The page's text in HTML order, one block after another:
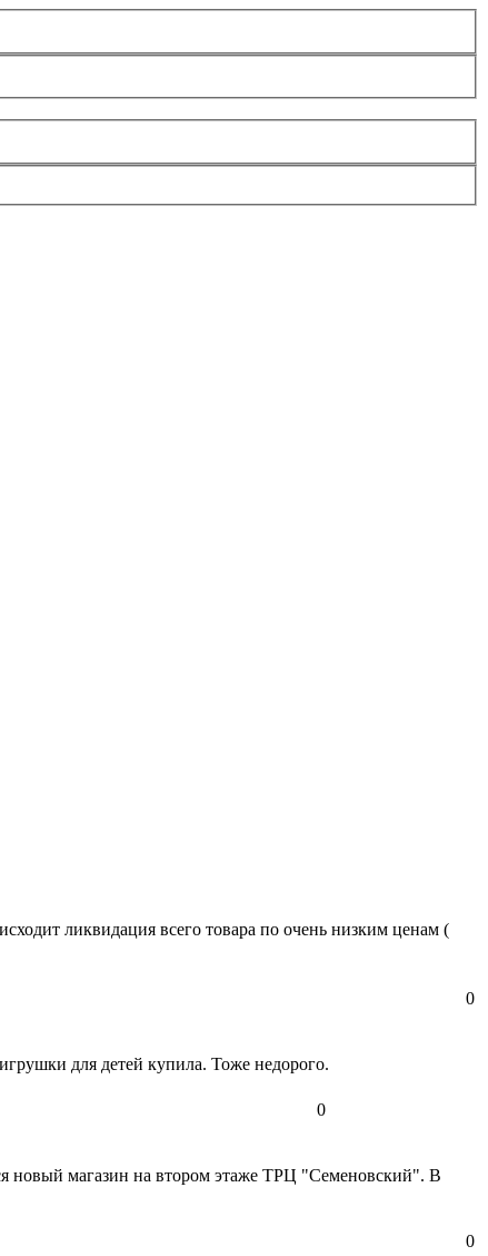
ликвидация всего товара по очень низким ценам (
0
для детей купила. Тоже недорого.
0
новый магазин на втором этаже ТРЦ "Семеновский". В
0